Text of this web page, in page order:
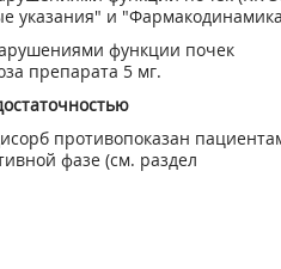
указания" и
функции почек
препарата 5 мг.
противопоказан
фазе (см. раздел